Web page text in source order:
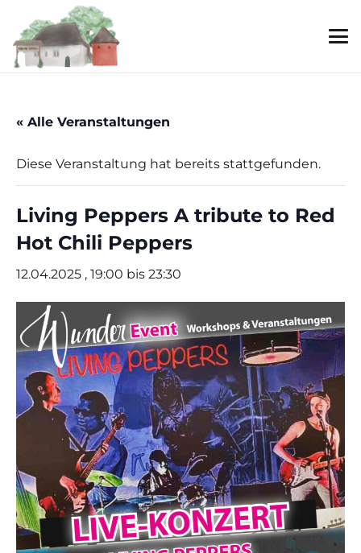
« Alle Veranstaltungen
Diese Veranstaltung hat bereits stattgefunden.
Living Peppers A tribute to Red
Hot Chili Peppers
12.04.2025 , 19:00 bis 23:30